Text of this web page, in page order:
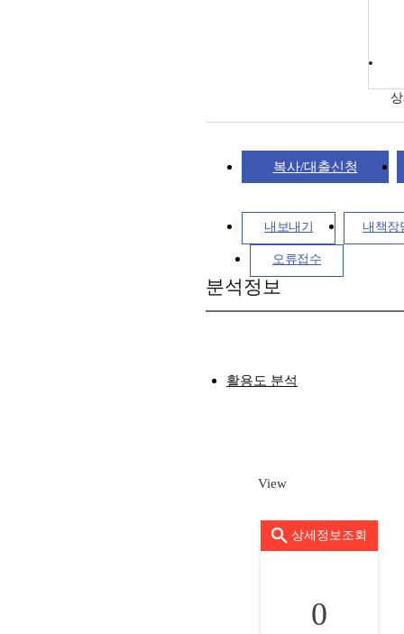
복사/대출신청
내보내기 내책장
오류접수
분석정보
활용도 분석
View
상세정보조회
0